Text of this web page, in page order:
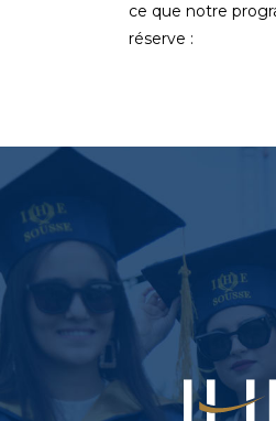
ce que notre
réserve :